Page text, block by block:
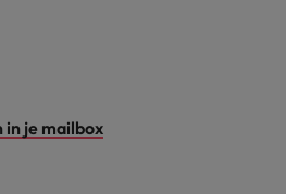
in je mailbox